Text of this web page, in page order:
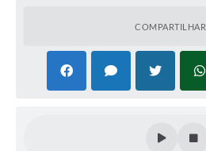
Sistema de Bibliotecas Públicas
Atribuição de Aulas
Contas Públicas
COMPARTILHAR